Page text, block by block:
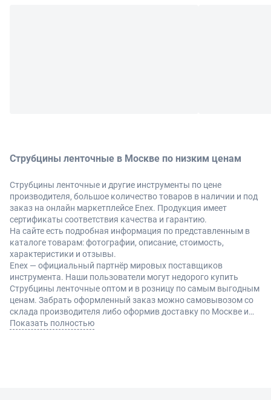
Струбцины ленточные в Москве по низким ценам
Струбцины ленточные и другие инструменты по цене
производителя, большое количество товаров в наличии и под
заказ на онлайн маркетплейсе Enex. Продукция имеет
сертификаты соответствия качества и гарантию.
На сайте есть подробная информация по представленным в
каталоге товарам: фотографии, описание, стоимость,
характеристики и отзывы.
Enex — официальный партнёр мировых поставщиков
инструмента. Наши пользователи могут недорого купить
Струбцины ленточные оптом и в розницу по самым выгодным
ценам. Забрать оформленный заказ можно самовывозом со
склада производителя либо оформив доставку по Москве и
другие регионы России.
Показать полностью